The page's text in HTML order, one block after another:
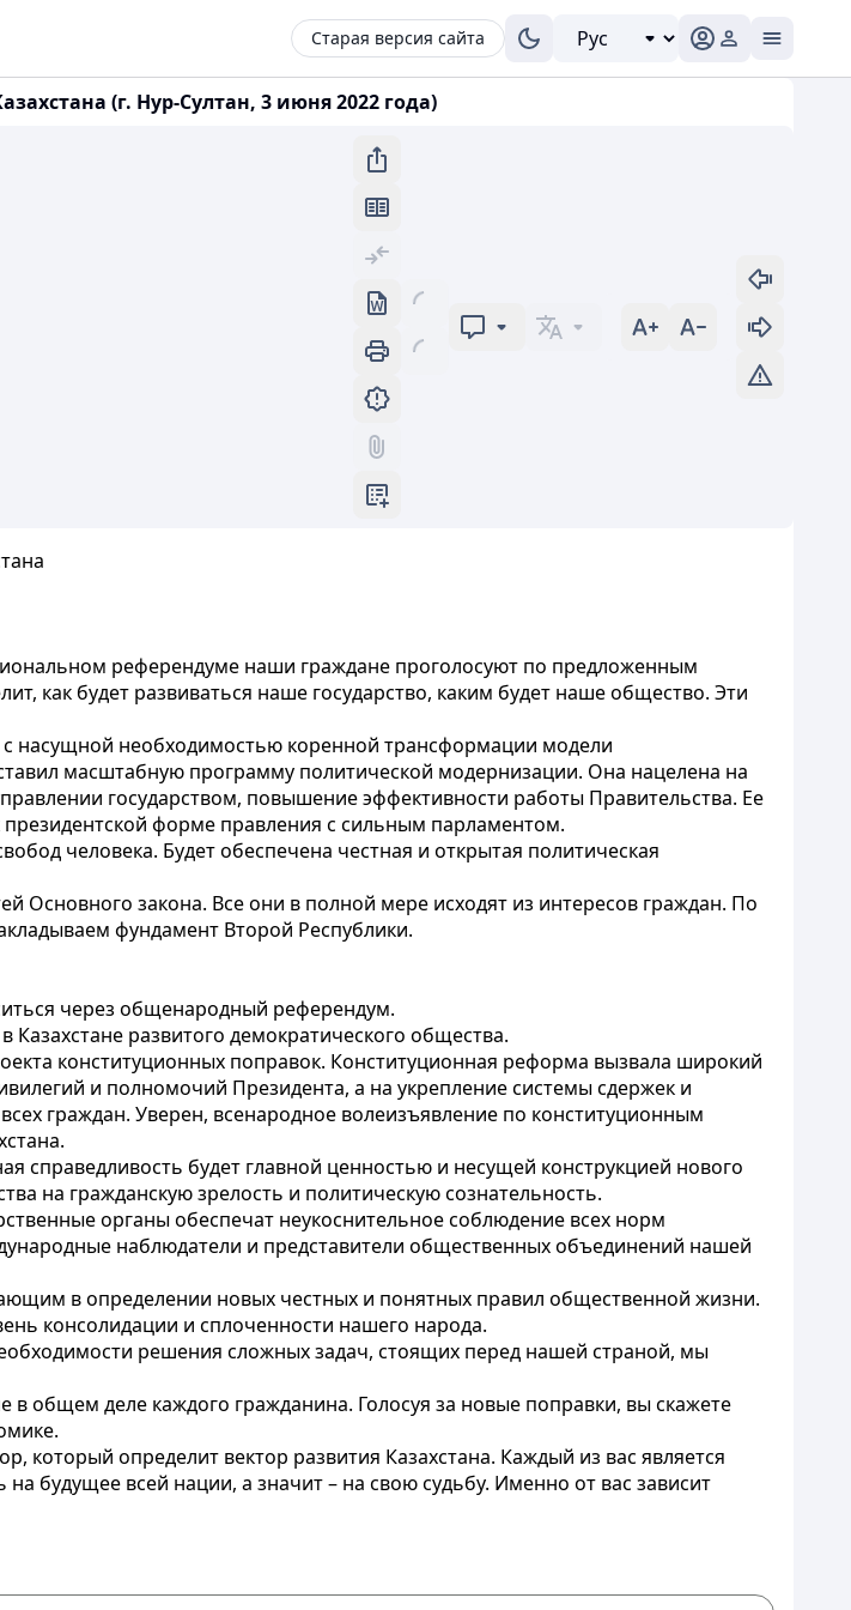
Старая версия сайта
(г. Нур-Султан, 3 июня 2022 года)
референдуме наши граждане проголосуют по предложенным
как будет развиваться наше государство, каким будет наше общество. Эти
насущной необходимостью коренной трансформации модели
масштабную программу политической модернизации. Она нацелена на
государством, повышение эффективности работы Правительства. Ее
форме правления с сильным парламентом.
человека. Будет обеспечена честная и открытая политическая
Основного закона. Все они в полной мере исходят из интересов граждан. По
фундамент Второй Республики.
через общенародный референдум.
развитого демократического общества.
конституционных поправок. Конституционная реформа вызвала широкий
и полномочий Президента, а на укрепление системы сдержек и
граждан. Уверен, всенародное волеизъявление по конституционным
справедливость будет главной ценностью и несущей конструкцией нового
на гражданскую зрелость и политическую сознательность.
органы обеспечат неукоснительное соблюдение всех норм
наблюдатели и представители общественных объединений нашей
в определении новых честных и понятных правил общественной жизни.
консолидации и сплоченности нашего народа.
решения сложных задач, стоящих перед нашей страной, мы
в общем деле каждого гражданина. Голосуя за новые поправки, вы скажете
который определит вектор развития Казахстана. Каждый из вас является
будущее всей нации, а значит – на свою судьбу. Именно от вас зависит